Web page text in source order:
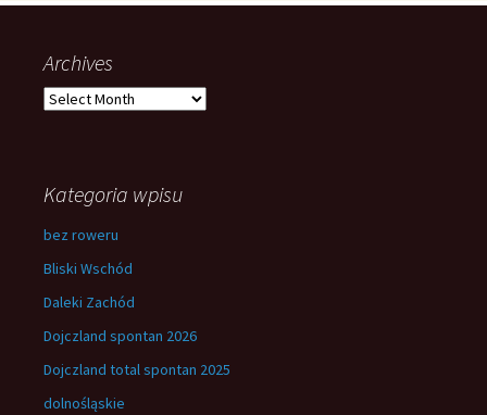
Archives
Archives
Kategoria wpisu
bez roweru
Bliski Wschód
Daleki Zachód
Dojczland spontan 2026
Dojczland total spontan 2025
dolnośląskie